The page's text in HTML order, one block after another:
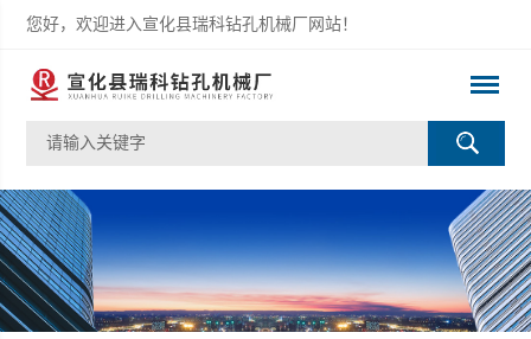
您好，欢迎进入宣化县瑞科钻孔机械厂网站！